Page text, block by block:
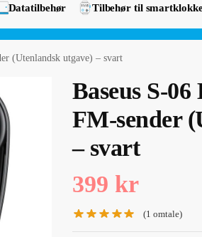
Datatilbehør Tilbehør til
(Utenlandsk utgave) – svart
Baseus S-
FM-sender
– svart
399 kr
(1 omtale)